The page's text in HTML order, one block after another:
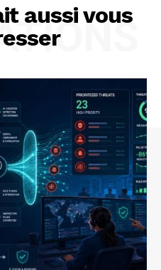
aussi vous